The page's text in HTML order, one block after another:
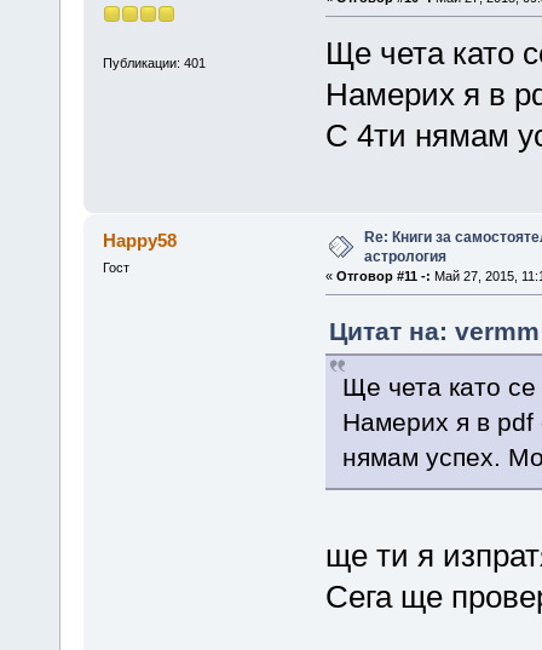
Публикации: 401
Ще чета като
Намерих я в
С 4ти нямам
Happy58
Гост
Re: Книги за
астрология
« Отговор #11 -: Май 27, 2015,
Цитат на:
Ще чета като
Намерих я в pdf
нямам успех.
ще ти я
Сега ще